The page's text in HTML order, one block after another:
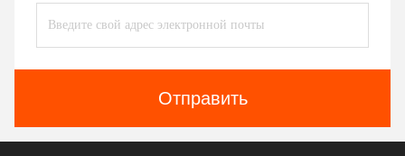
Отправить